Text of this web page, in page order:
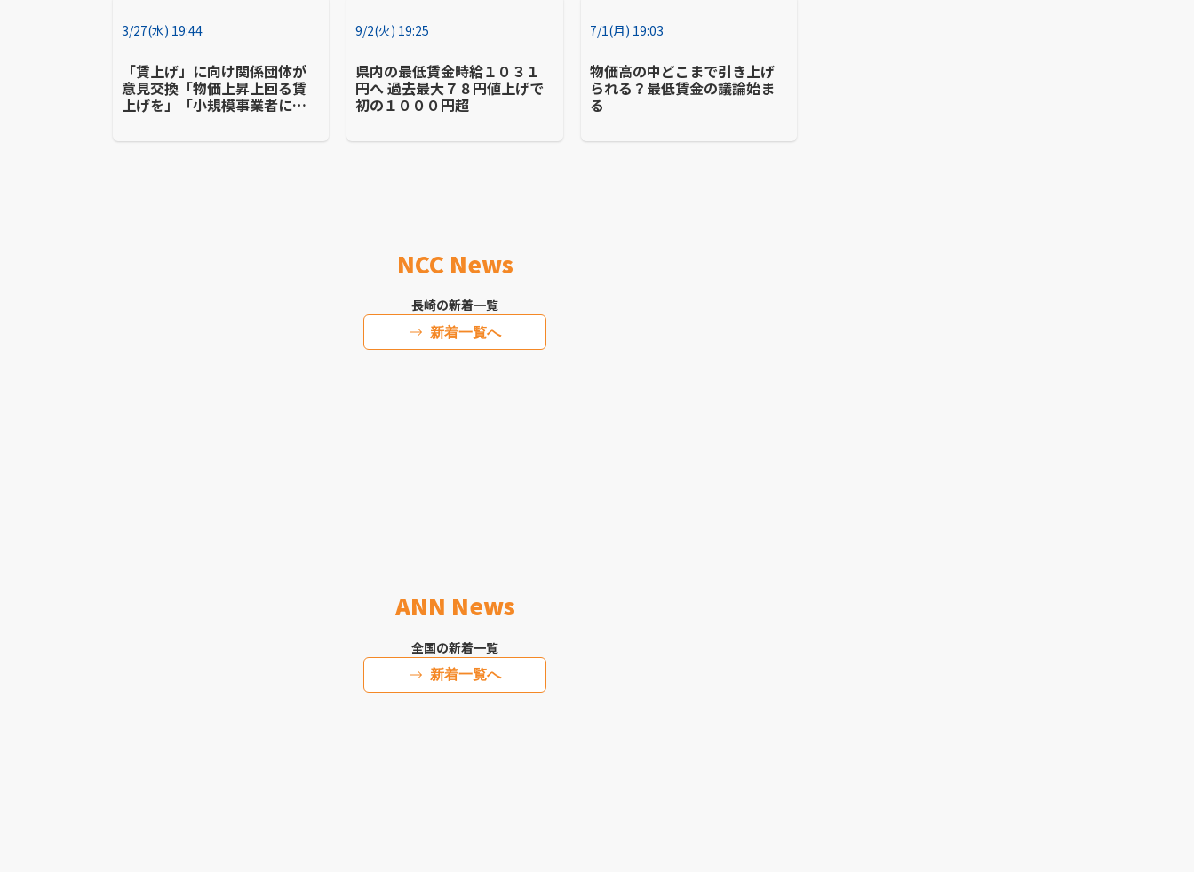
3/27(水) 19:44
「賃上げ」に向け関係団体が
意見交換「物価上昇上回る賃
上げを」「小規模事業者には
9/2(火) 19:25
県内の最低賃金時給１０３１
円へ 過去最大７８円値上げで
初の１０００円超
7/1(月) 19:03
物価高の中どこまで引き上げ
られる？最低賃金の議論始ま
る
NCC News
長崎の新着一覧
新着一覧へ
ANN News
全国の新着一覧
新着一覧へ